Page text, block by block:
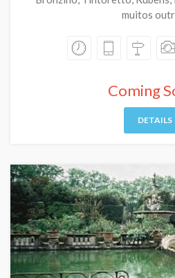
muitos
Coming
DETAILS